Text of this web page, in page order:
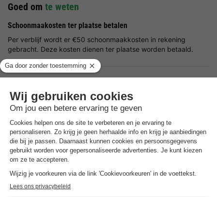
Goed om te weten
Schoonmaakosten ter plaatse betalen
Per verblijf wordt er €50 schoonmaakkosten in rekening
gebracht. Deze kosten dienen ter plaatse worden betaald.